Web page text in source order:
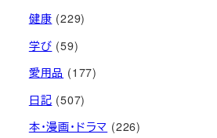
健康 (229)
学び (59)
愛用品 (177)
日記 (507)
本・漫画・ドラマ (226)